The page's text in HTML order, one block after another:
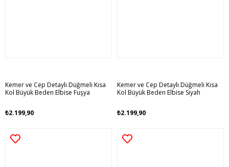
Kemer ve Cep Detaylı Düğmeli Kısa
Kol Büyük Beden Elbise Fuşya
₺2.199,90
Kemer ve Cep Detaylı Düğmeli Kısa
Kol Büyük Beden Elbise Siyah
₺2.199,90